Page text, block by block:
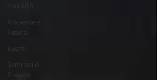
Ambiente e
Natura
Eventi
Seminari &
Progetti